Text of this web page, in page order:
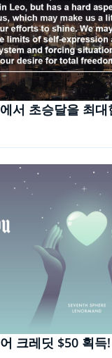
서 초승달을 최대
크레딧 $50 획득!